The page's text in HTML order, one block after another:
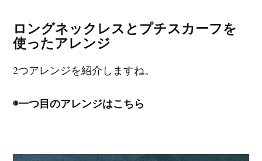
ロングネックレスとプチスカーフを
使ったアレンジ
2つアレンジを紹介しますね。
◉一つ目のアレンジはこちら